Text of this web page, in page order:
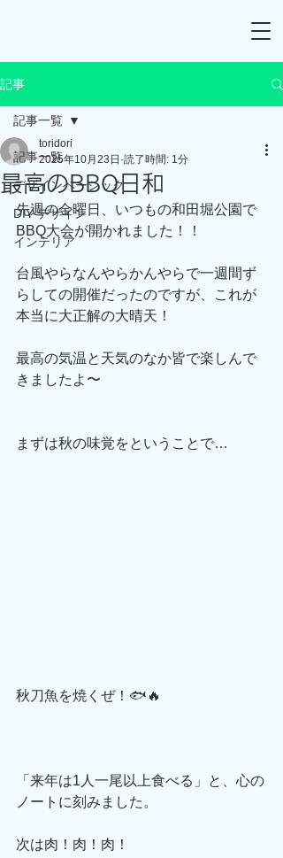
記事
記事一覧
デザインベーシック
DIY デザイン
インテリア
記事一覧
最高のBBQ日和
toridori
2025年10月23日 読了時間: 1分
先週の金曜日、いつもの和田堀公園で
BBQ大会が開かれました！！
台風やらなんやらかんやらで一週間ず
らしての開催だったのですが、これが
本当に大正解の大晴天！
最高の気温と天気のなか皆で楽しんで
きましたよ〜
まずは秋の味覚をということで…
秋刀魚を焼くぜ！🐟🔥
「来年は1人一尾以上食べる」と、心の
ノートに刻みました。
次は肉！肉！肉！